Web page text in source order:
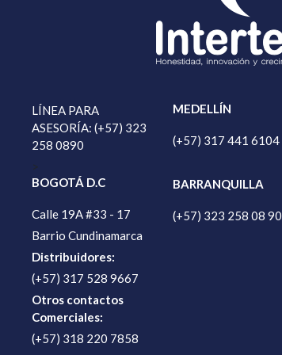
LÍNEA PARA
ASESORÍA: (+57) 323
258 0890
>
BOGOTÁ D.C
Calle 19A #33 - 17
Barrio Cundinamarca
Distribuidores:
(+57) 317 528 9667
Otros contactos
Comerciales:
(+57) 318 220 7858
MEDELLÍN
(+57) 317 441 6104
BARRANQUILLA
(+57) 323 258 08 90